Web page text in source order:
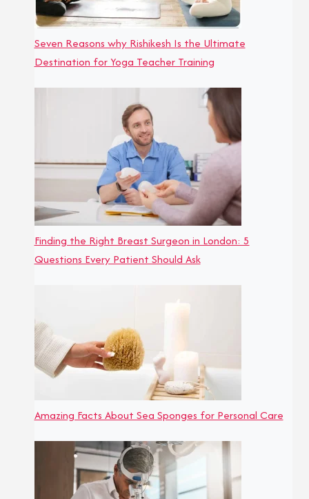
Seven Reasons why Rishikesh Is the Ultimate
Destination for Yoga Teacher Training
Finding the Right Breast Surgeon in London: 5
Questions Every Patient Should Ask
Amazing Facts About Sea Sponges for Personal Care